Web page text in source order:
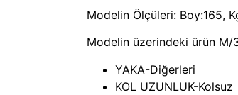
Modelin Ölçüleri: Boy:165,
Modelin üzerindeki ürün M/
YAKA-Diğerleri
KOL UZUNLUK-Kolsuz